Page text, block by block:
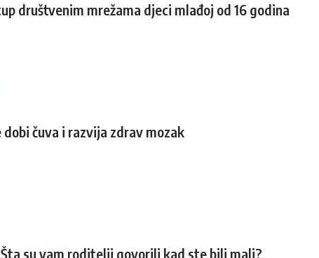
društvenim mrežama djeci mlađoj od 16 godina
čuva i razvija zdrav mozak
su vam roditelji govorili kad ste bili mali?